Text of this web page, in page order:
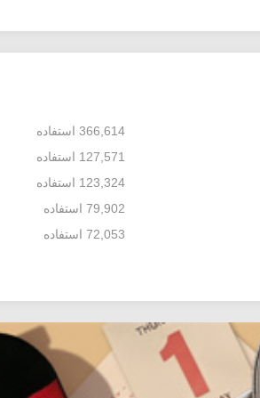
366,614 استفاده
127,571 استفاده
123,324 استفاده
79,902 استفاده
72,053 استفاده